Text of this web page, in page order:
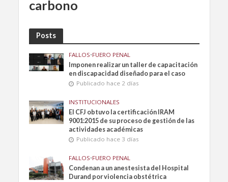
carbono
Posts
FALLOS•FUERO PENAL
Imponen realizar un taller de capacitación
en discapacidad diseñado para el caso
Publicado hace 2 días
INSTITUCIONALES
El CFJ obtuvo la certificación IRAM
9001:2015 de su proceso de gestión de las
actividades académicas
Publicado hace 3 días
FALLOS•FUERO PENAL
Condenan a un anestesista del Hospital
Durand por violencia obstétrica